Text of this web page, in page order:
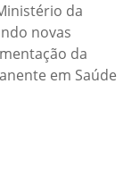
da
novas
da
em Saúde